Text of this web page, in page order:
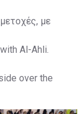
με
Al-Ahli.
over the